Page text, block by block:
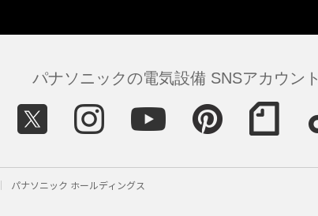
パナソニックの電気設備 SNSアカウント
パナソニック ホールディングス